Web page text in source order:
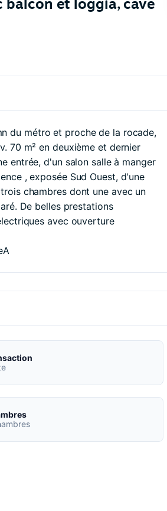
du métro et proche de la rocade,
70 m² en deuxième et dernier
entrée, d'un salon salle à manger
, exposée Sud Ouest, d'une
chambres dont une avec un
De belles prestations
avec ouverture